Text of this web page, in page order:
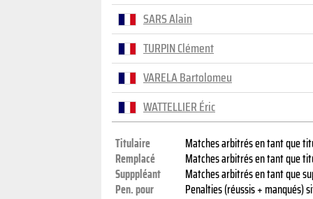
SARS Alain
TURPIN Clément
VARELA Bartolomeu
WATTELLIER Éric
Titulaire
Matches arbitrés en tant que
Remplacé
Matches arbitrés en tant que
Supppléant
Matches arbitrés en tant que
Pen. pour
Penalties (réussis + manqués)